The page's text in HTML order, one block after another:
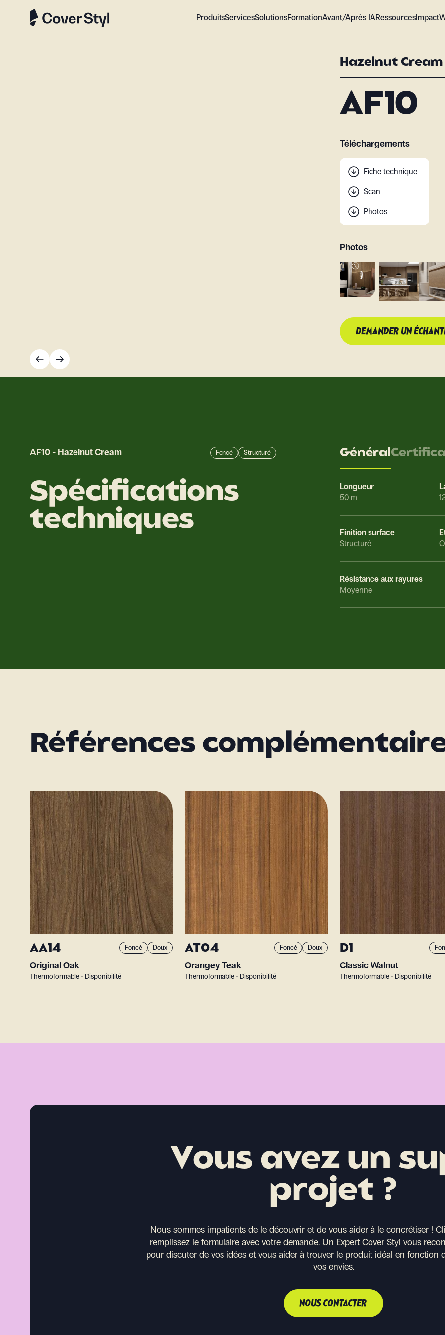
ProduitsServicesSolutionsFormationAvant/Après IARessourcesImpact
Hazelnut Cream
AF10
Téléchargements
Fiche technique
Scan
Photos
Photos
DEMANDER UN
AF10 - Hazelnut Cream Foncé Structuré
Spécifications
techniques
Général
Longueur
50 m
Finition surface
Structuré
Résistance aux rayures
Moyenne
Références
AA14 Foncé Doux
Original Oak
Thermoformable • Disponibilité
AT04 Foncé Doux
Orangey Teak
Thermoformable • Disponibilité
D1
Classic Walnut
Thermoformable • Disponibilité
Vous avez un
projet ?
Nous sommes impatients de le découvrir et de vous aider à le concrétiser !
remplissez le formulaire avec votre demande. Un Expert Cover Styl vous
pour discuter de vos idées et vous aider à trouver le produit idéal en fonction
vos envies.
NOUS CONTACTER